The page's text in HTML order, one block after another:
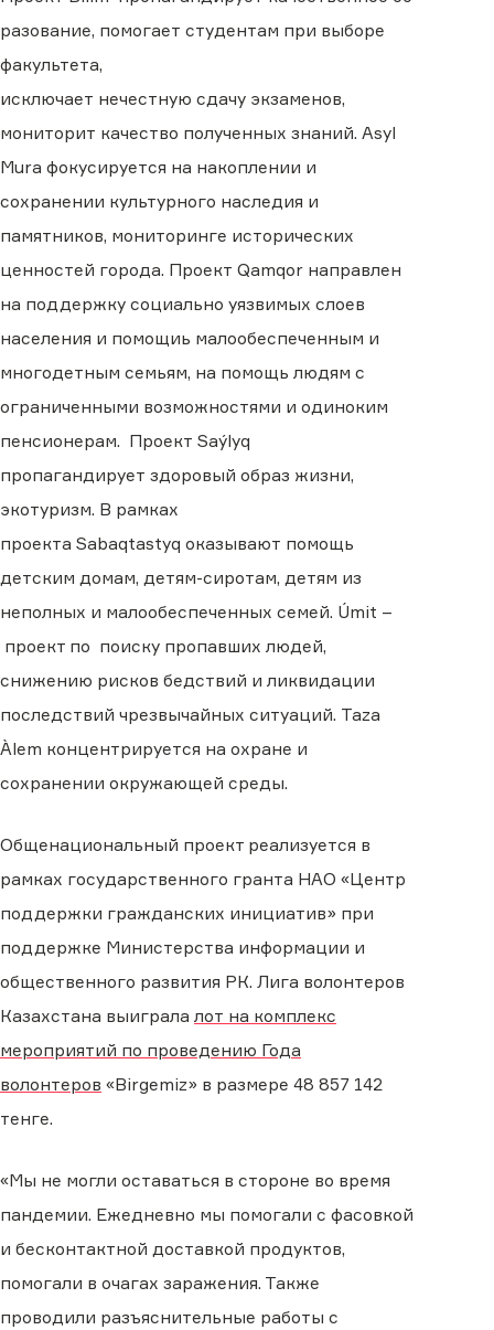
разование, помогает студентам при выборе
факультета,
исключает нечестную сдачу экзаменов,
мониторит качество полученных знаний. Asyl
Mura фокусируется на накоплении и
сохранении культурного наследия и
памятников, мониторинге исторических
ценностей города. Проект Qamqor направлен
на поддержку социально уязвимых слоев
населения и помощиь малообеспеченным и
многодетным семьям, на помощь людям с
ограниченными возможностями и одиноким
пенсионерам. Проект Saýlyq
пропагандирует здоровый образ жизни,
экотуризм. В рамках
проекта Sabaqtastyq оказывают помощь
детским домам, детям-сиротам, детям из
неполных и малообеспеченных семей. Úmit –
проект по поиску пропавших людей,
снижению рисков бедствий и ликвидации
последствий чрезвычайных ситуаций. Taza
Àlem концентрируется на охране и
сохранении окружающей среды.
Общенациональный проект реализуется в
рамках государственного гранта НАО «Центр
поддержки гражданских инициатив» при
поддержке Министерства информации и
общественного развития РК. Лига волонтеров
Казахстана выиграла лот на комплекс
мероприятий по проведению Года
волонтеров «Birgemiz» в размере 48 857 142
тенге.
«Мы не могли оставаться в стороне во время
пандемии. Ежедневно мы помогали с фасовкой
и бесконтактной доставкой продуктов,
помогали в очагах заражения. Также
проводили разъяснительные работы с